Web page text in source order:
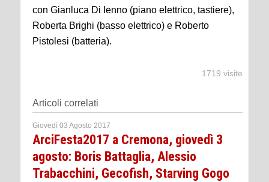
con Gianluca Di Ienno (piano elettrico, tastiere),
Roberta Brighi (basso elettrico) e Roberto
Pistolesi (batteria).
1719 visite
Articoli correlati
Giovedì 03 Agosto 2017
ArciFesta2017 a Cremona, giovedì 3
agosto: Boris Battaglia, Alessio
Trabacchini, Gecofish, Starving Gogo